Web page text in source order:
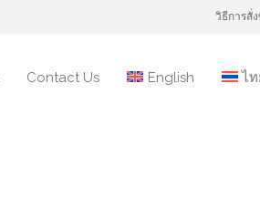
วิธีการสั่
Contact Us English ไ